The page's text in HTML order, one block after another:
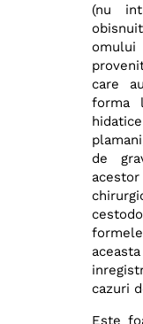
(nu
care
forma
de
cazuri
Este